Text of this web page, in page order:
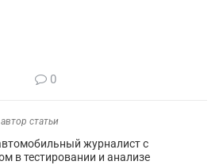
0
статьи
журналист с
в тестировании и анализе